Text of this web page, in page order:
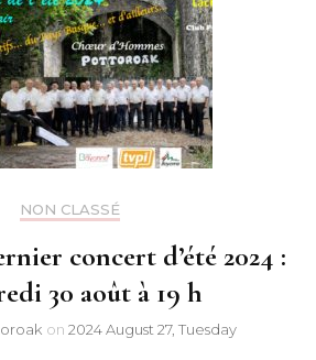
NON CLASSÉ
concert d’été 2024 :
30 août à 19 h
on 2024 August 27, Tuesday